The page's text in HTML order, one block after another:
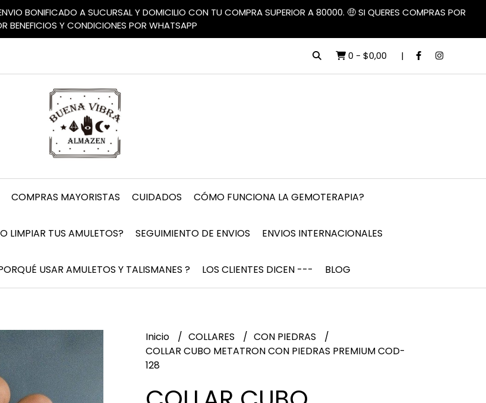
BONIFICADO A SUCURSAL Y DOMICILIO CON TU COMPRA SUPERIOR A 80000. 🤑 SI QUERES COMPRAS POR
BENEFICIOS Y CONDICIONES POR WHATSAPP
0 - $0,00
COMPRAS MAYORISTAS CUIDADOS CÓMO FUNCIONA LA GEMOTERAPIA?
LIMPIAR TUS AMULETOS? SEGUIMIENTO DE ENVIOS ENVIOS INTERNACIONALES
USAR AMULETOS Y TALISMANES ? LOS CLIENTES DICEN --- BLOG
Inicio COLLARES
CON PIEDRAS
COLLAR CUBO METATRON CON PIEDRAS PREMIUM COD-
128